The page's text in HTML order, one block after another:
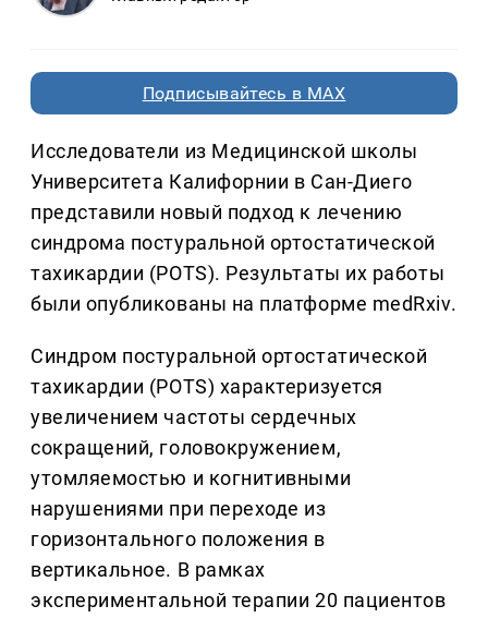
Подписывайтесь в MAX
Исследователи из Медицинской школы
Университета Калифорнии в Сан-Диего
представили новый подход к лечению
синдрома постуральной ортостатической
тахикардии (POTS). Результаты их работы
были опубликованы на платформе medRxiv.
Синдром постуральной ортостатической
тахикардии (POTS) характеризуется
увеличением частоты сердечных
сокращений, головокружением,
утомляемостью и когнитивными
нарушениями при переходе из
горизонтального положения в
вертикальное. В рамках
экспериментальной терапии 20 пациентов